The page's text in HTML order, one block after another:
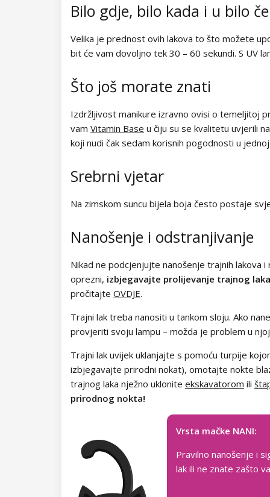
Kolekcija Magic Winter
Kolekcija Old Passion
Kolekcija Beach Party
Kolekcija Pure Elegance
Kolekcija Pastel Candy
Kolekcija New York City
Kolekcija Army Lady
Kolekcija Chocolate Box
Kolekcija Paradise Dream
Kolekcija Ocean Drive
Kolekcija Pure Beauty
Kolekcija Cupcake
Kolekcija Time to Warm Up
Kolekcija Let It Snow!
Kolekcija Heartbeat
Kolekcija Princess
Bilo gdje, bilo kada i u bilo
Velika je prednost ovih lakova to što možete
bit će vam dovoljno tek 30 – 60 sekundi. S UV
Što još morate znati
Izdržljivost manikure izravno ovisi o temeljitoj
vam Vitamin Base u čiju su se kvalitetu uvjerili
koji nudi čak sedam korisnih pogodnosti u jednoj
Srebrni vjetar
Na zimskom suncu bijela boja često postaje
Nanošenje i odstranjivanje
Nikad ne podcjenjujte nanošenje trajnih lakova
oprezni, izbjegavajte prolijevanje trajnog
pročitajte OVDJE.
Trajni lak treba nanositi u tankom sloju. Ako
provjeriti svoju lampu – možda je problem u
Trajni lak uvijek uklanjajte s pomoću turpije
izbjegavajte prirodni nokat), omotajte nokte
trajnog laka nježno uklonite ekskavatorom ili
prirodnog nokta!
Vrsta mačke NANI:
Pravilno nanošenje i
lak ili ne znate zašto